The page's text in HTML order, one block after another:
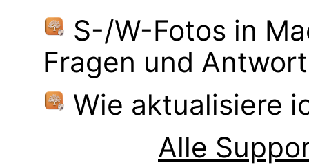
S-/W-Fotos in
Fragen und
Wie aktualisiere
Alle